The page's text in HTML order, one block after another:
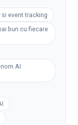
event tracking
bun cu fiecare
AI